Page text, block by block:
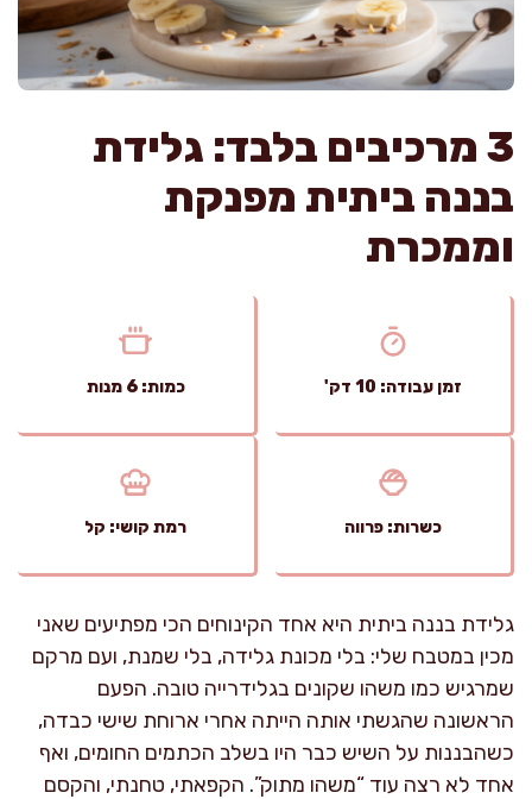
3 מרכיבים בלבד: גלידת
בננה ביתית מפנקת
וממכרת
זמן עבודה: 10 דק' כמות: 6 מנות
כשרות: פרווה רמת קושי: קל
גלידת בננה ביתית היא אחד הקינוחים הכי מפתיעים שאני
מכין במטבח שלי: בלי מכונת גלידה, בלי שמנת, ועם מרקם
שמרגיש כמו משהו שקונים בגלידרייה טובה. הפעם
הראשונה שהגשתי אותה הייתה אחרי ארוחת שישי כבדה,
כשהבננות על השיש כבר היו בשלב הכתמים החומים, ואף
אחד לא רצה עוד “משהו מתוק”. הקפאתי, טחנתי, והקסם